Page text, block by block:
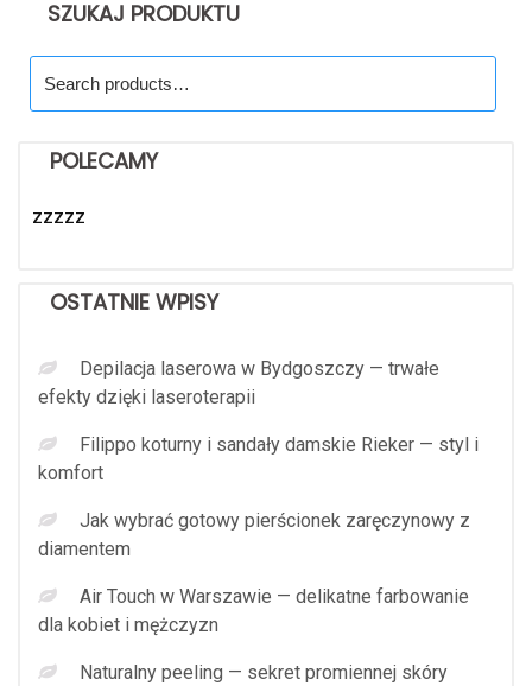
SZUKAJ PRODUKTU
for:
POLECAMY
zzzzz
OSTATNIE WPISY
Depilacja laserowa w Bydgoszczy — trwałe
efekty dzięki laseroterapii
Filippo koturny i sandały damskie Rieker — styl i
komfort
Jak wybrać gotowy pierścionek zaręczynowy z
diamentem
Air Touch w Warszawie — delikatne farbowanie
dla kobiet i mężczyzn
Naturalny peeling — sekret promiennej skóry